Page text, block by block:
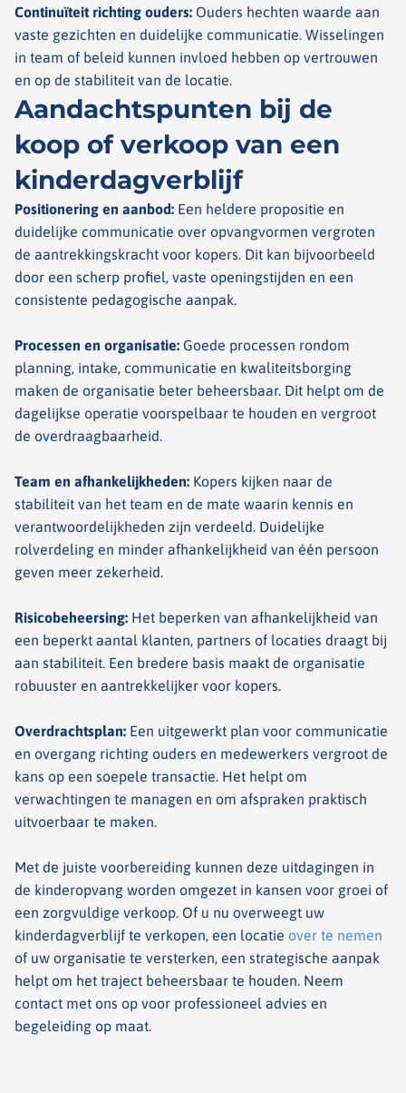
Continuïteit richting ouders: Ouders hechten waarde aan
vaste gezichten en duidelijke communicatie. Wisselingen
in team of beleid kunnen invloed hebben op vertrouwen
en op de stabiliteit van de locatie.
Aandachtspunten bij de
koop of verkoop van een
kinderdagverblijf
Positionering en aanbod: Een heldere propositie en
duidelijke communicatie over opvangvormen vergroten
de aantrekkingskracht voor kopers. Dit kan bijvoorbeeld
door een scherp profiel, vaste openingstijden en een
consistente pedagogische aanpak.
Processen en organisatie: Goede processen rondom
planning, intake, communicatie en kwaliteitsborging
maken de organisatie beter beheersbaar. Dit helpt om de
dagelijkse operatie voorspelbaar te houden en vergroot
de overdraagbaarheid.
Team en afhankelijkheden: Kopers kijken naar de
stabiliteit van het team en de mate waarin kennis en
verantwoordelijkheden zijn verdeeld. Duidelijke
rolverdeling en minder afhankelijkheid van één persoon
geven meer zekerheid.
Risicobeheersing: Het beperken van afhankelijkheid van
een beperkt aantal klanten, partners of locaties draagt bij
aan stabiliteit. Een bredere basis maakt de organisatie
robuuster en aantrekkelijker voor kopers.
Overdrachtsplan: Een uitgewerkt plan voor communicatie
en overgang richting ouders en medewerkers vergroot de
kans op een soepele transactie. Het helpt om
verwachtingen te managen en om afspraken praktisch
uitvoerbaar te maken.
Met de juiste voorbereiding kunnen deze uitdagingen in
de kinderopvang worden omgezet in kansen voor groei of
een zorgvuldige verkoop. Of u nu overweegt uw
kinderdagverblijf te verkopen, een locatie over te nemen
of uw organisatie te versterken, een strategische aanpak
helpt om het traject beheersbaar te houden. Neem
contact met ons op voor professioneel advies en
begeleiding op maat.